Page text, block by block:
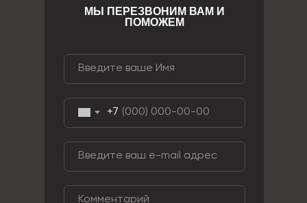
+7
МЫ ПЕРЕЗВОНИМ ВАМ И
ПОМОЖЕМ